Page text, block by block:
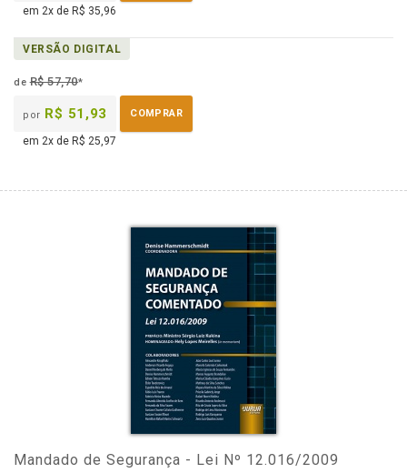
em 2x de R$ 35,96
VERSÃO DIGITAL
deR$ 57,70*
por R$ 51,93 COMPRAR
em 2x de R$ 25,97
Mandado de Segurança - Lei Nº 12.016/2009